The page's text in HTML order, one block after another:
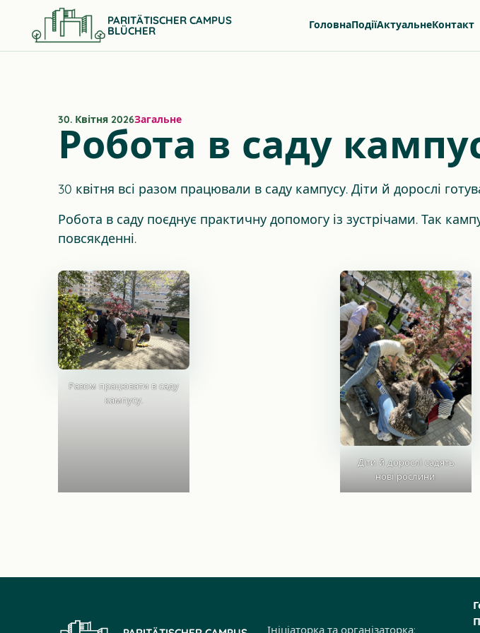
PARITÄTISCHER CAMPUS
BLÜCHER ГоловнаПодіїАктуальнеКонтакт
30. Квітня 2026Загальне
Робота в саду
30 квітня всі разом працювали в саду кампусу. Діти й дорослі
Робота в саду поєднує практичну допомогу із зустрічами. Так
повсякденні.
Разом працювати в саду
кампусу.
Діти й дорослі садять
нові рослини.
Ініціаторка та організаторка: